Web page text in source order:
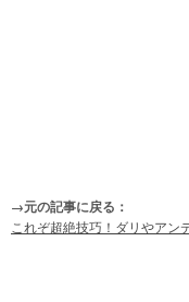
→元の記事に戻る：
これぞ超絶技巧！ダリやアン